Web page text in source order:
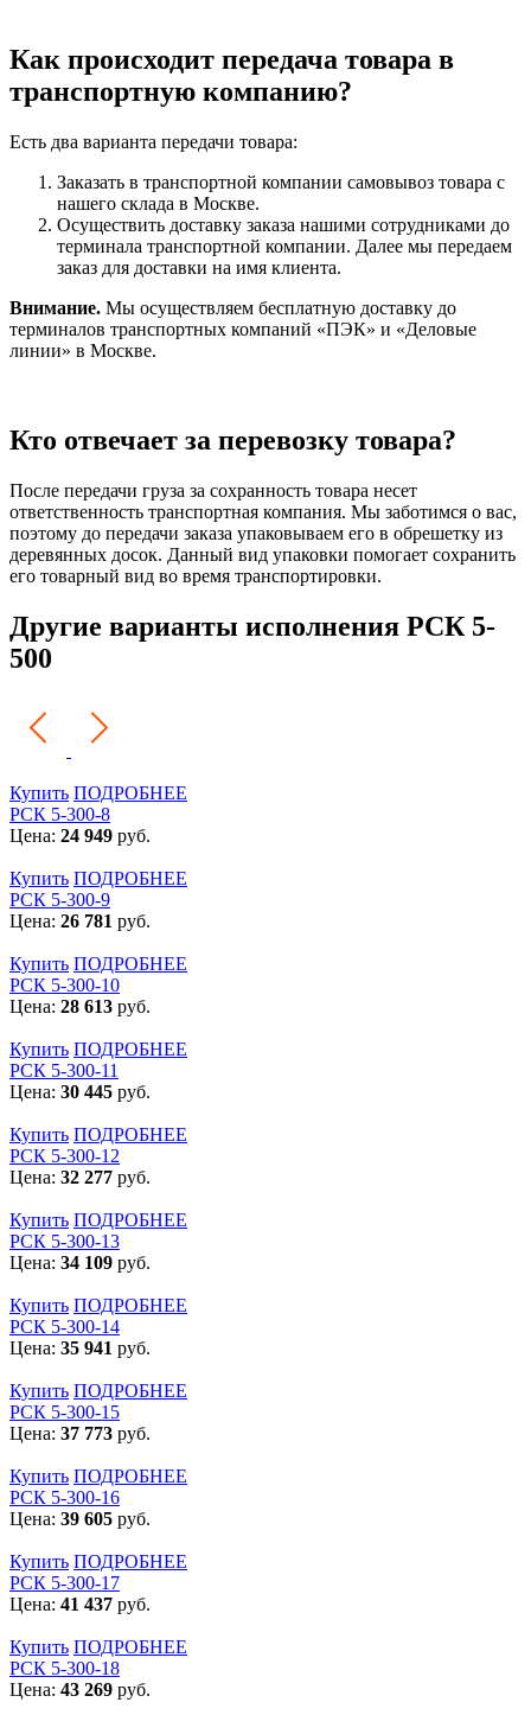
Как происходит передача товара в
транспортную компанию?
Есть два варианта передачи товара:
Заказать в транспортной компании самовывоз товара с
нашего склада в Москве.
Осуществить доставку заказа нашими сотрудниками до
терминала транспортной компании. Далее мы передаем
заказ для доставки на имя клиента.
Внимание. Мы осуществляем бесплатную доставку до
терминалов транспортных компаний «ПЭК» и «Деловые
линии» в Москве.
Кто отвечает за перевозку товара?
После передачи груза за сохранность товара несет
ответственность транспортная компания. Мы заботимся о вас,
поэтому до передачи заказа упаковываем его в обрешетку из
деревянных досок. Данный вид упаковки помогает сохранить
его товарный вид во время транспортировки.
Другие варианты исполнения РСК 5-
500
Купить ПОДРОБНЕЕ
РСК 5-300-8
Цена: 24 949 руб.
Купить ПОДРОБНЕЕ
РСК 5-300-9
Цена: 26 781 руб.
Купить ПОДРОБНЕЕ
РСК 5-300-10
Цена: 28 613 руб.
Купить ПОДРОБНЕЕ
РСК 5-300-11
Цена: 30 445 руб.
Купить ПОДРОБНЕЕ
РСК 5-300-12
Цена: 32 277 руб.
Купить ПОДРОБНЕЕ
РСК 5-300-13
Цена: 34 109 руб.
Купить ПОДРОБНЕЕ
РСК 5-300-14
Цена: 35 941 руб.
Купить ПОДРОБНЕЕ
РСК 5-300-15
Цена: 37 773 руб.
Купить ПОДРОБНЕЕ
РСК 5-300-16
Цена: 39 605 руб.
Купить ПОДРОБНЕЕ
РСК 5-300-17
Цена: 41 437 руб.
Купить ПОДРОБНЕЕ
РСК 5-300-18
Цена: 43 269 руб.